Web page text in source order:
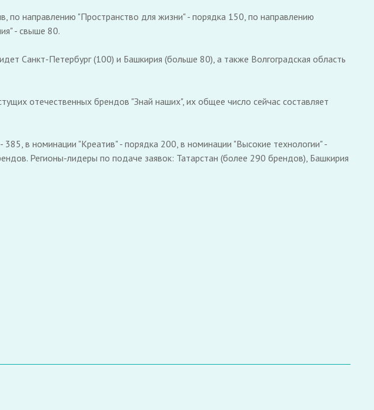
по направлению "Пространство для жизни" - порядка 150, по направлению
- свыше 80.
Санкт-Петербург (100) и Башкирия (больше 80), а также Волгоградская область
отечественных брендов "Знай наших", их общее число сейчас составляет
в номинации "Креатив" - порядка 200, в номинации "Высокие технологии" -
Регионы-лидеры по подаче заявок: Татарстан (более 290 брендов), Башкирия